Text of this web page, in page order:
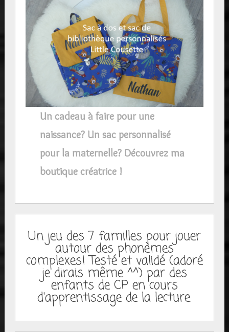
Un cadeau à faire pour une
naissance? Un sac personnalisé
pour la maternelle? Découvrez ma
boutique créatrice !
Un jeu des 7 familles pour jouer
autour des phonèmes
complexes! Testé et validé (adoré
je dirais même ^^) par des
enfants de CP en cours
d'apprentissage de la lecture.